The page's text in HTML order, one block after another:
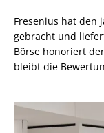
Fresenius hat den
gebracht und
Börse honoriert
bleibt die